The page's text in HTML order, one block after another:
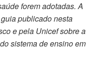
forem adotadas. A
publicado nesta
e pela Unicef sobre a
sistema de ensino em